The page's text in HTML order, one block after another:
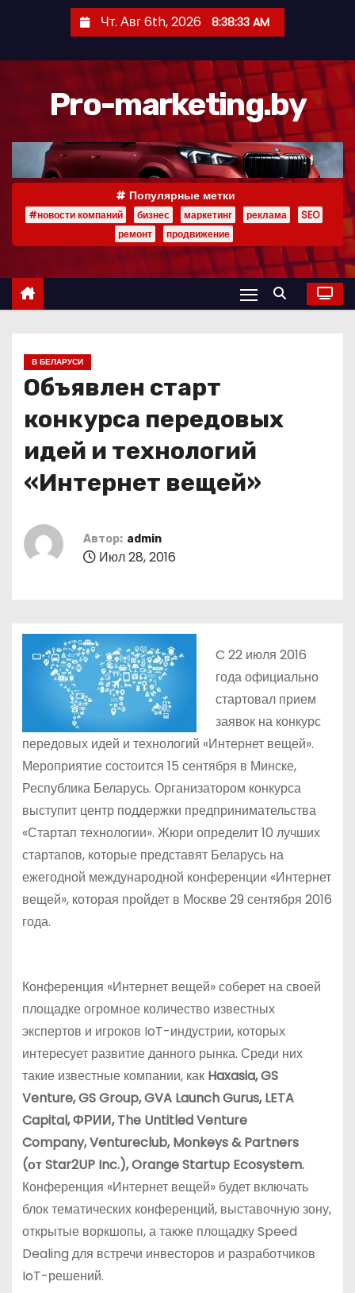
р
Чт. Авг 6th, 2026 8:38:34 AM
Pro-marketing.by
Популярные метки
#новости компаний бизнес маркетинг реклама
SEO
ремонт
продвижение
В БЕЛАРУСИ
Объявлен старт
конкурса передовых
идей и технологий
«Интернет вещей»
Автор: admin
Июл 28, 2016
C 22 июля 2016
года официально
стартовал прием
заявок на конкурс
передовых идей и технологий «Интернет вещей».
Мероприятие состоится 15 сентября в Минске,
Республика Беларусь. Организатором конкурса
выступит центр поддержки предпринимательства
«Стартап технологии». Жюри определит 10 лучших
стартапов, которые представят Беларусь на
ежегодной международной конференции «Интернет
вещей», которая пройдет в Москве 29 сентября 2016
года.
Конференция «Интернет вещей» соберет на своей
площадке огромное количество известных
экспертов и игроков IoT-индустрии, которых
интересует развитие данного рынка. Среди них
такие известные компании, как Haxasia, GS
Venture, GS Group, GVA Launch Gurus, LETA
Capital,ФРИИ, The Untitled Venture
Company, Ventureclub, Monkeys & Partners
(отStar2UP Inc.), Orange Startup Ecosystem.
Конференция «Интернет вещей» будет включать
блок тематических конференций, выставочную зону,
открытые воркшопы, а также площадку Speed
Dealing для встречи инвесторов и разработчиков
IoT-решений.